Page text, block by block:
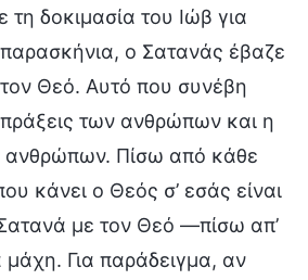
δοκιμασία του Ιώβ για
ο Σατανάς έβαζε
Θεό. Αυτό που συνέβη
των ανθρώπων και η
Πίσω από κάθε
κάνει ο Θεός σ’ εσάς είναι
με τον Θεό —πίσω απ’
μάχη. Για παράδειγμα, αν